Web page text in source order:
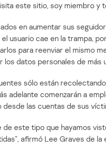
este sitio, soy miembro y
en aumentar sus
usuario cae en la trampa,
para reenviar el mismo
los datos personales de más
sólo están
adelante comenzarán a
las cuentas de sus
de este tipo que hayamos
afirmó Lee Graves de la